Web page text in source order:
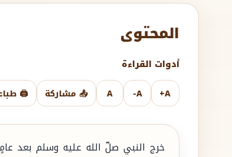
المحتوى
أدوات القراءة
A+
A-
A 📤 مشاركة 🖨️